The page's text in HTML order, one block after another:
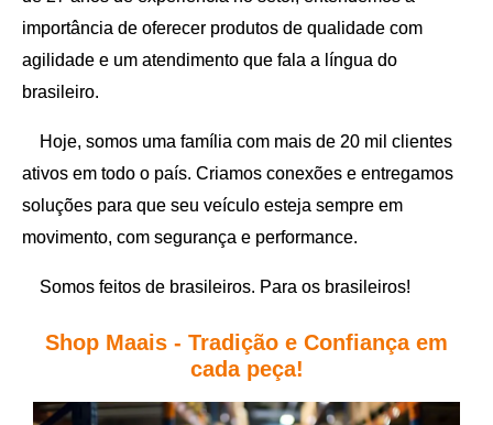
importância de oferecer produtos de qualidade com
agilidade e um atendimento que fala a língua do
brasileiro.
Hoje, somos uma família com mais de 20 mil clientes
ativos em todo o país. Criamos conexões e entregamos
soluções para que seu veículo esteja sempre em
movimento, com segurança e performance.
Somos feitos de brasileiros. Para os brasileiros!
Shop Maais - Tradição e Confiança em
cada peça!